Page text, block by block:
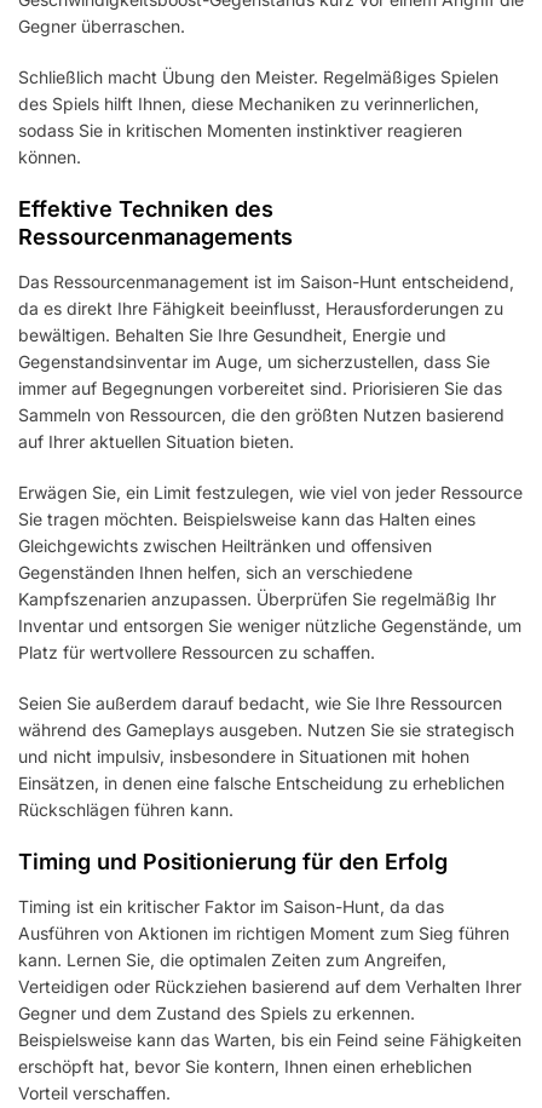
Gegner überraschen.
Schließlich macht Übung den Meister. Regelmäßiges Spielen
des Spiels hilft Ihnen, diese Mechaniken zu verinnerlichen,
sodass Sie in kritischen Momenten instinktiver reagieren
können.
Effektive Techniken des
Ressourcenmanagements
Das Ressourcenmanagement ist im Saison-Hunt entscheidend,
da es direkt Ihre Fähigkeit beeinflusst, Herausforderungen zu
bewältigen. Behalten Sie Ihre Gesundheit, Energie und
Gegenstandsinventar im Auge, um sicherzustellen, dass Sie
immer auf Begegnungen vorbereitet sind. Priorisieren Sie das
Sammeln von Ressourcen, die den größten Nutzen basierend
auf Ihrer aktuellen Situation bieten.
Erwägen Sie, ein Limit festzulegen, wie viel von jeder Ressource
Sie tragen möchten. Beispielsweise kann das Halten eines
Gleichgewichts zwischen Heiltränken und offensiven
Gegenständen Ihnen helfen, sich an verschiedene
Kampfszenarien anzupassen. Überprüfen Sie regelmäßig Ihr
Inventar und entsorgen Sie weniger nützliche Gegenstände, um
Platz für wertvollere Ressourcen zu schaffen.
Seien Sie außerdem darauf bedacht, wie Sie Ihre Ressourcen
während des Gameplays ausgeben. Nutzen Sie sie strategisch
und nicht impulsiv, insbesondere in Situationen mit hohen
Einsätzen, in denen eine falsche Entscheidung zu erheblichen
Rückschlägen führen kann.
Timing und Positionierung für den Erfolg
Timing ist ein kritischer Faktor im Saison-Hunt, da das
Ausführen von Aktionen im richtigen Moment zum Sieg führen
kann. Lernen Sie, die optimalen Zeiten zum Angreifen,
Verteidigen oder Rückziehen basierend auf dem Verhalten Ihrer
Gegner und dem Zustand des Spiels zu erkennen.
Beispielsweise kann das Warten, bis ein Feind seine Fähigkeiten
erschöpft hat, bevor Sie kontern, Ihnen einen erheblichen
Vorteil verschaffen.